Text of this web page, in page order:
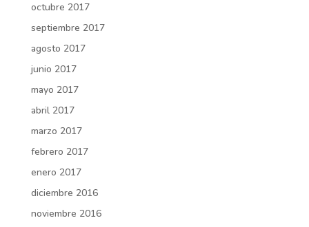
octubre 2017
septiembre 2017
agosto 2017
junio 2017
mayo 2017
abril 2017
marzo 2017
febrero 2017
enero 2017
diciembre 2016
noviembre 2016